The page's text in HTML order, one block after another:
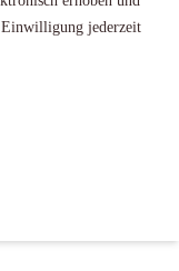
Einwilligung jederzeit